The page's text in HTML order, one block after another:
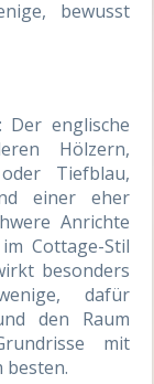
bewusst
Der englische
Hölzern,
Tiefblau,
einer eher
Anrichte
Cottage-Stil
besonders
dafür
den Raum
mit
besten.